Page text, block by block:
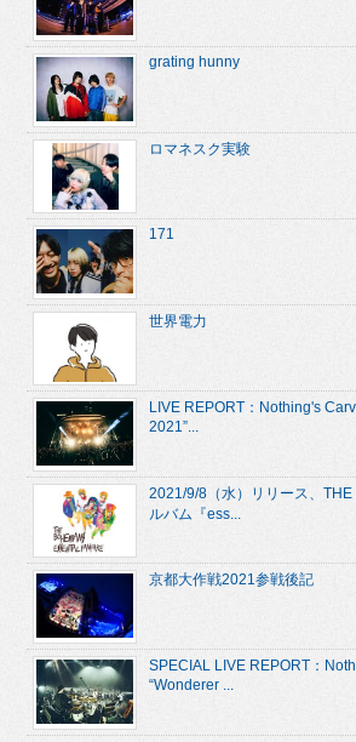
grating hunny
ロマネスク実験
171
世界電力
LIVE REPORT：Nothing's
2021”...
2021/9/8（水）リリース、
ルバム『ess...
京都大作戦2021参戦後記
SPECIAL LIVE REPORT：
“Wonderer ...